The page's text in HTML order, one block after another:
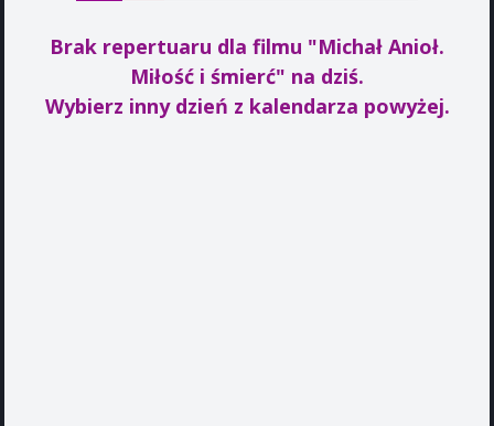
Brak repertuaru dla filmu "Michał Anioł.
Miłość i śmierć" na dziś.
Wybierz inny dzień z kalendarza powyżej.